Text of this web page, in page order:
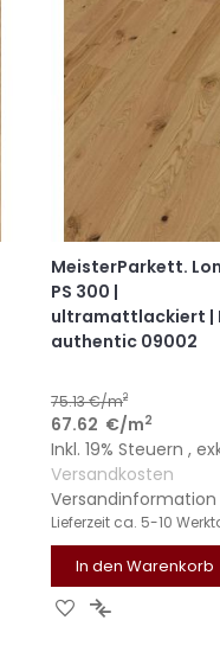
MeisterParkett.
PS 300 |
ultramattlackiert |
authentic 09002
75.13€/m2
67.62 €/m2
Inkl. 19% Steuern,
Versandkosten
Versandinformation
Lieferzeit ca. 5-10
In den Warenkorb
ZURZUR